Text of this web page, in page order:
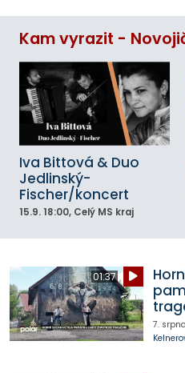
Kam vyrazit -
Iva Bittová & Duo
Jedlinský-
Fischer/koncert
15.9. 18:00, Celý MS kraj
01:37
7.